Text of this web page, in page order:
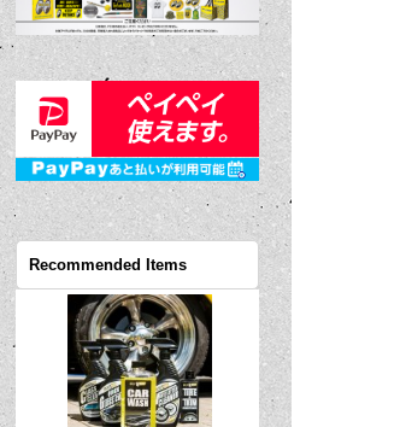
Recommended Items